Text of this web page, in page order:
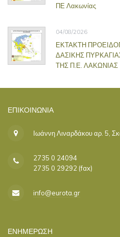
ΠΕ Λακωνίας
04/08/2026
ΕΚΤΑΚΤΗ
ΔΑΣΙΚΗΣ
ΤΗΣ Π.Ε. ΛΑΚΩΝΙΑΣ
ΕΠΙΚΟΙΝΩΝΊΑ
Ιωάννη Λιναρδάκου αρ. 5,
2735 0 24094
2735 0 29292 (fax)
info@eurota.gr
ΕΝΗΜΕΡΩΣΗ